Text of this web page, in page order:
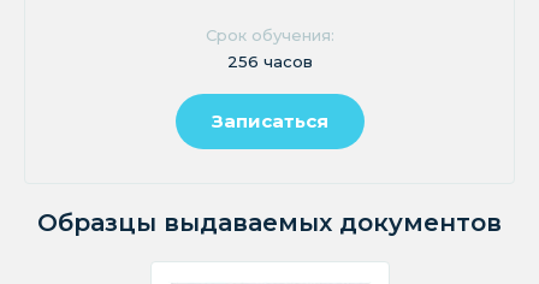
Срок обучения:
256 часов
Записаться
Образцы выдаваемых документов